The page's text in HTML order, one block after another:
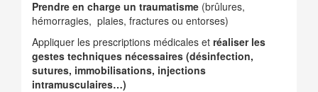
Prendre en charge un traumatisme (brûlures,
hémorragies, plaies, fractures ou entorses)
Appliquer les prescriptions médicales et réaliser les
gestes techniques nécessaires (désinfection,
sutures, immobilisations, injections
intramusculaires…)